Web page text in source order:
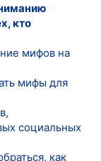
кто
мифов на
мифы для
социальных
как